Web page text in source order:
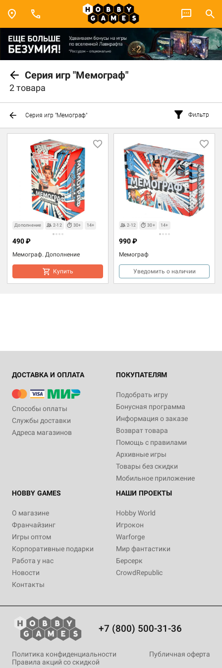
Серия игр "Мемограф"
2 товара
Серия игр "Мемограф" Фильтр
Дополнение 2-12 30+ 14+
Мемограф. Дополнение
490 ₽
Купить
2-12 30+ 14+
Мемограф
990 ₽
Уведомить о наличии
ДОСТАВКА И ОПЛАТА
Способы оплаты
Службы доставки
Адреса магазинов
ПОКУПАТЕЛЯМ
Подобрать игру
Бонусная программа
Информация о заказе
Возврат товара
Помощь с правилами
Архивные игры
Товары без скидки
Мобильное приложение
HOBBY GAMES
О магазине
Франчайзинг
Игры оптом
Корпоративные подарки
Работа у нас
Новости
Контакты
НАШИ ПРОЕКТЫ
Hobby World
Игрокон
Warforge
Мир фантастики
Берсерк
CrowdRepublic
+7 (800) 500-31-36
Политика конфиденциальности
Публичная оферта
Правила акций со скидкой